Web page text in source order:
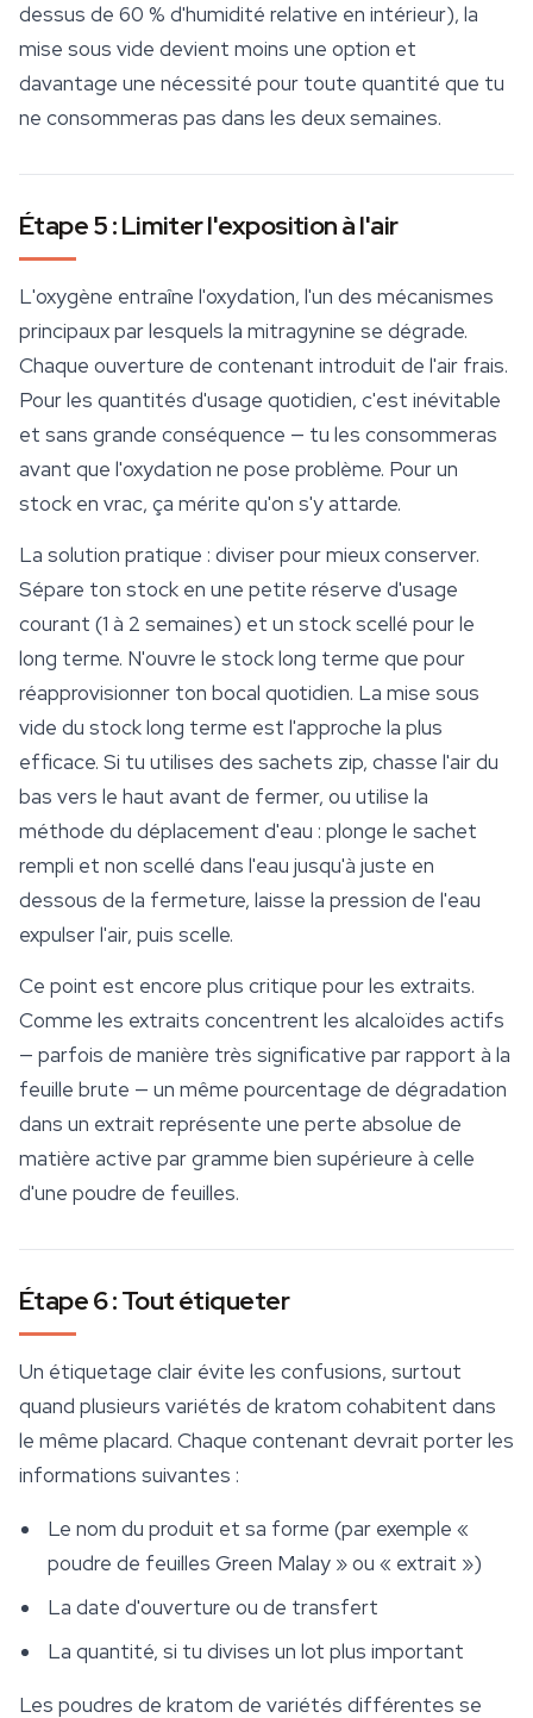
dessus de 60 % d'humidité relative en intérieur), la
mise sous vide devient moins une option et
davantage une nécessité pour toute quantité que tu
ne consommeras pas dans les deux semaines.
Étape 5 : Limiter l'exposition à l'air
L'oxygène entraîne l'oxydation, l'un des mécanismes
principaux par lesquels la mitragynine se dégrade.
Chaque ouverture de contenant introduit de l'air frais.
Pour les quantités d'usage quotidien, c'est inévitable
et sans grande conséquence — tu les consommeras
avant que l'oxydation ne pose problème. Pour un
stock en vrac, ça mérite qu'on s'y attarde.
La solution pratique : diviser pour mieux conserver.
Sépare ton stock en une petite réserve d'usage
courant (1 à 2 semaines) et un stock scellé pour le
long terme. N'ouvre le stock long terme que pour
réapprovisionner ton bocal quotidien. La mise sous
vide du stock long terme est l'approche la plus
efficace. Si tu utilises des sachets zip, chasse l'air du
bas vers le haut avant de fermer, ou utilise la
méthode du déplacement d'eau : plonge le sachet
rempli et non scellé dans l'eau jusqu'à juste en
dessous de la fermeture, laisse la pression de l'eau
expulser l'air, puis scelle.
Ce point est encore plus critique pour les extraits.
Comme les extraits concentrent les alcaloïdes actifs
— parfois de manière très significative par rapport à la
feuille brute — un même pourcentage de dégradation
dans un extrait représente une perte absolue de
matière active par gramme bien supérieure à celle
d'une poudre de feuilles.
Étape 6 : Tout étiqueter
Un étiquetage clair évite les confusions, surtout
quand plusieurs variétés de kratom cohabitent dans
le même placard. Chaque contenant devrait porter les
informations suivantes :
Le nom du produit et sa forme (par exemple «
poudre de feuilles Green Malay » ou « extrait »)
La date d'ouverture ou de transfert
La quantité, si tu divises un lot plus important
Les poudres de kratom de variétés différentes se